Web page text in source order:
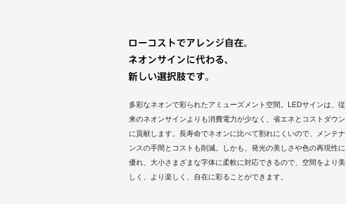
多彩なネオンで彩られたアミューズメント空間。LEDサインは、従
来のネオンサインよりも消費電力が少なく、省エネとコストダウン
に貢献します。長寿命でネオンに比べて割れにくいので、メンテナ
ンスの手間とコストも削減。しかも、発光の美しさや色の再現性に
優れ、大小さまざまな字体に柔軟に対応できるので、空間をより美
しく、より楽しく、自在に彩ることができます。